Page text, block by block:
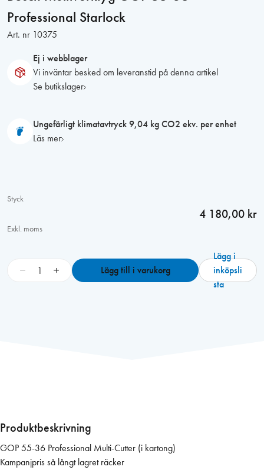
Professional Starlock
Art. nr 10375
Ej i webblager
Vi inväntar besked om leveranstid på denna artikel
Se butikslager
Ungefärligt klimatavtryck 9,04 kg CO2 ekv. per enhet
Läs mer
Styck
4 180,00 kr
Exkl. moms
r
k
t
+ Lägg till i varukorg
Lägg i
inköpsli
sta
Produktbeskrivning
GOP 55-36 Professional Multi-Cutter (i kartong)
Kampanjpris så långt lagret räcker